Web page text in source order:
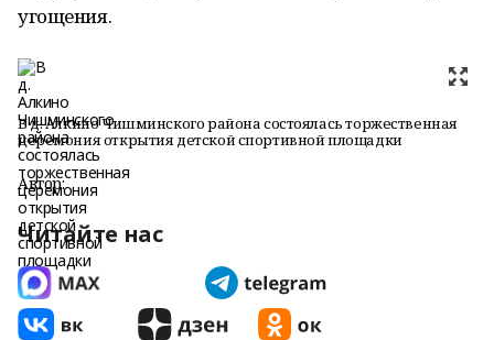
угощения.
В д. Алкино Чишминского района состоялась торжественная
церемония открытия детской спортивной площадки
Автор:
Читайте нас